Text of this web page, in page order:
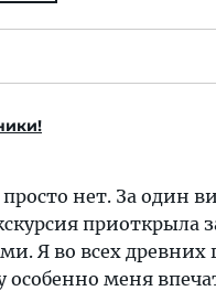
просто нет. За
приоткрыла
Я во всех древних
меня